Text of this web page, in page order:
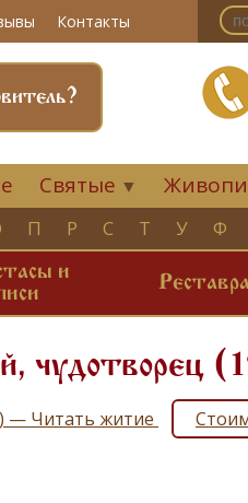
Контакты
Святые ▼
П Р С Т У Ф
и
чудотворец
— Читать житие